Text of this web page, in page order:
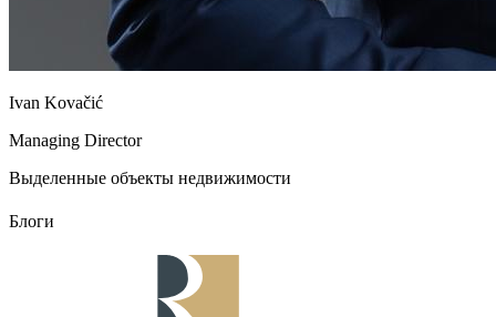
Ivan Kovačić
Managing Director
Выделенные объекты недвижимости
Блоги